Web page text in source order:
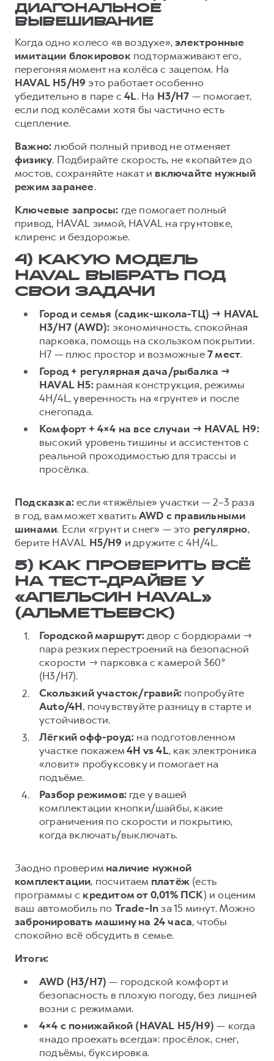
ДИАГОНАЛЬНОЕ
ВЫВЕШИВАНИЕ
Когда одно колесо «в воздухе»,электронные
имитации блокировокподтормаживают его,
перегоняя момент на колёса с зацепом. На
HAVAL H5/H9 это работает особенно
убедительно в паре с4L. На H3/H7 — помогает,
если под колёсами хотя бы частично есть
сцепление.
Важно:любой полный привод не отменяет
физику. Подбирайте скорость, не «копайте» до
мостов, сохраняйте накат и включайте нужный
режим заранее.
Ключевые запросы: где помогает полный
привод, HAVAL зимой, HAVAL на грунтовке,
клиренс и бездорожье.
4) КАКУЮ МОДЕЛЬ
HAVAL ВЫБРАТЬ ПОД
СВОИ ЗАДАЧИ
Город и семья (садик-школа-ТЦ) → HAVAL
H3/H7 (AWD): экономичность, спокойная
парковка, помощь на скользком покрытии.
H7 — плюс простор и возможные7 мест.
Город + регулярная дача/рыбалка →
HAVAL H5:рамная конструкция, режимы
4H/4L, уверенность на «грунте» и после
снегопада.
Комфорт + 4×4 на все случаи → HAVAL H9:
высокий уровень тишины и ассистентов с
реальной проходимостью для трассы и
просёлка.
Подсказка:если «тяжёлые» участки — 2–3 раза
в год, вам может хватитьAWD с правильными
шинами. Если «грунт и снег» — это регулярно,
берите HAVAL H5/H9 и дружите с 4H/4L.
5) КАК ПРОВЕРИТЬ ВСЁ
НА ТЕСТ-ДРАЙВЕ У
«АПЕЛЬСИН HAVAL»
(АЛЬМЕТЬЕВСК)
Городской маршрут:двор с бордюрами →
пара резких перестроений на безопасной
скорости → парковка с камерой 360°
(H3/H7).
Скользкий участок/гравий: попробуйте
Auto/4H, почувствуйте разницу в старте и
устойчивости.
Лёгкий офф-роуд: на подготовленном
участке покажем4H vs 4L, как электроника
«ловит» пробуксовку и помогает на
подъёме.
Разбор режимов: где у вашей
комплектации кнопки/шайбы, какие
ограничения по скорости и покрытию,
когда включать/выключать.
Заодно проверим наличие нужной
комплектации, посчитаем платёж (есть
программы с кредитом от 0,01% ПСК) и оценим
ваш автомобиль по Trade-Inза 15 минут. Можно
забронировать машину на 24 часа, чтобы
спокойно всё обсудить в семье.
Итоги:
AWD (H3/H7) — городской комфорт и
безопасность в плохую погоду, без лишней
возни с режимами.
4×4 с понижайкой (HAVAL H5/H9) — когда
«надо проехать всегда»: просёлок, снег,
подъёмы, буксировка.